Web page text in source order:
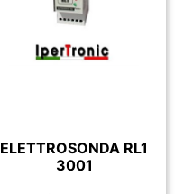
ELETTROSONDA RL1
3001